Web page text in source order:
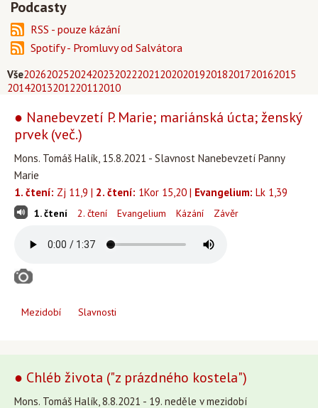
Vše202620252024202320222021202020192018201720162015
20142013201220112010
● Nanebevzetí P. Marie; mariánská úcta; ženský
prvek (več.)
Mons. Tomáš Halík, 15.8.2021 - Slavnost Nanebevzetí Panny
Marie
1. čtení: Zj 11,9 | 2. čtení: 1Kor 15,20 | Evangelium: Lk 1,39
1. čtení 2. čtení Evangelium Kázání Závěr
Mezidobí Slavnosti
● Chléb života ("z prázdného kostela")
Mons. Tomáš Halík, 8.8.2021 - 19. neděle v mezidobí
Podcasty
RSS - pouze kázání
Spotify - Promluvy od Salvátora